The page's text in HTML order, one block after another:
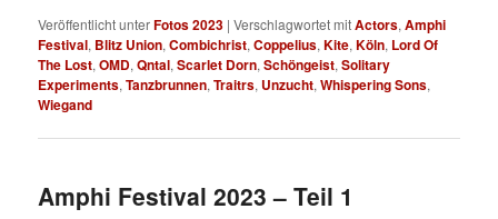
Veröffentlicht unterFotos 2023 |Verschlagwortet mitActors,Amphi
Festival, Blitz Union,Combichrist,Coppelius,Kite,Köln, Lord Of
The Lost,OMD,Qntal,Scarlet Dorn,Schöngeist,Solitary
Experiments,Tanzbrunnen,Traitrs, Unzucht,Whispering Sons,
Wiegand
Amphi Festival 2023 – Teil 1